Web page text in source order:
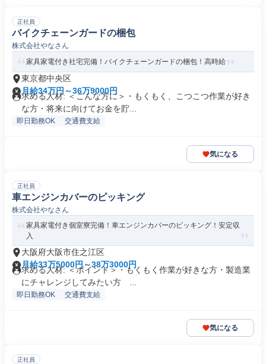
正社員
バイクチェーンガードの梱包
株式会社やなさん
家具家電付き社宅完備！バイクチェーンガードの梱包！高時給
東京都中央区
月給34万円～36万9000円
求める人材: ＜こんな方に＞・もくもく、こつこつ作業が好き
な方・将来に向けてお金を貯...
即日勤務OK 交通費支給
気になる
正社員
車エンジンカバーのピッキング
株式会社やなさん
家具家電付き個室寮完備！車エンジンカバーのピッキング！安定収
入
大阪府大阪市住之江区
月給33万5000円～38万3000円
求める人材: ＜ポイント＞・もくもく作業が好きな方・製造業
にチャレンジしてみたい方 ...
即日勤務OK 交通費支給
気になる
正社員